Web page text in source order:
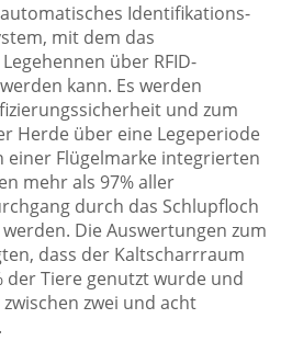
Identifikations-
mit dem das
über RFID-
kann. Es werden
und zum
Herde über eine Legeperiode
einer Flügelmarke integrierten
mehr als 97% aller
durch das Schlupfloch
Die Auswertungen zum
dass der Kaltscharrraum
der Tiere genutzt wurde und
zwei und acht